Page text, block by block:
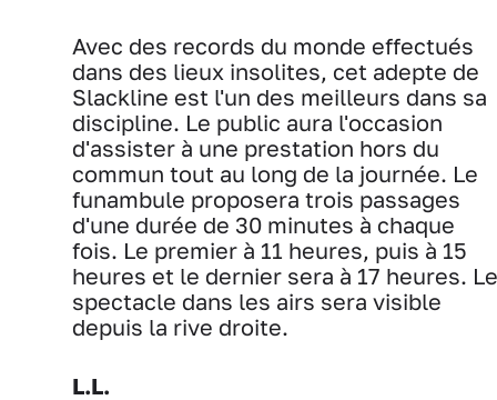
Avec des records du monde effectués
dans des lieux insolites, cet adepte de
Slackline est l'un des meilleurs dans sa
discipline. Le public aura l'occasion
d'assister à une prestation hors du
commun tout au long de la journée. Le
funambule proposera trois passages
d'une durée de 30 minutes à chaque
fois. Le premier à 11 heures, puis à 15
heures et le dernier sera à 17 heures. Le
spectacle dans les airs sera visible
depuis la rive droite.
L.L.